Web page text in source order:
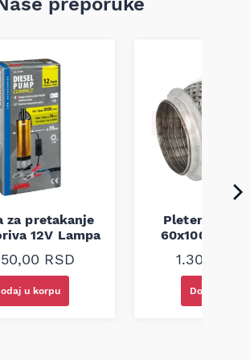
za pretakanje
12V Lampa
RSD
u korpu
Pletenica
60x100
1.300,00
Dodaj u